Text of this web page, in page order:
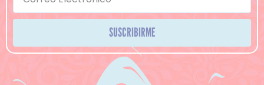
SUSCRIBIRME